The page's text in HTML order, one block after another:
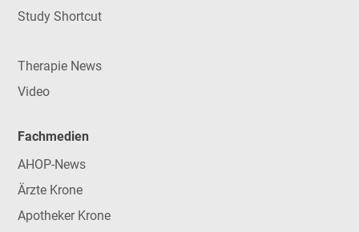
Study Shortcut
Therapie News
Video
Fachmedien
AHOP-News
Ärzte Krone
Apotheker Krone